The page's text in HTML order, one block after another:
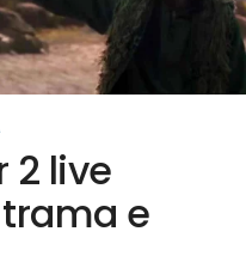
2 live
e